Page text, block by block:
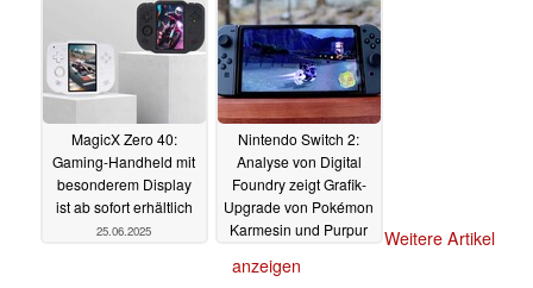
28.06.2025
MagicX Zero 40:
Gaming-Handheld mit
besonderem Display
ist ab sofort erhältlich
25.06.2025
Nintendo Switch 2:
Analyse von Digital
Foundry zeigt Grafik-
Upgrade von Pokémon
Karmesin und Purpur
Weitere Artikel
anzeigen